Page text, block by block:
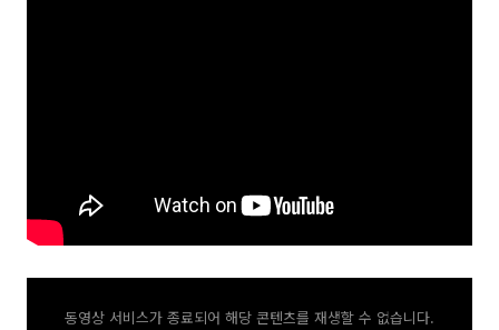
동영상 서비스가 종료되어 해당 콘텐츠를 재생할 수 없습니다.